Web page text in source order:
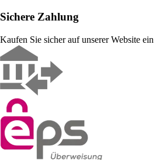
Sichere Zahlung
Kaufen Sie sicher auf unserer Website ein